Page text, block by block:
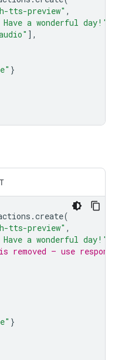
tts-preview" ,
a wonderful day!"
],
}
.create(
tts-preview" ,
a wonderful day!"
removed — use
}